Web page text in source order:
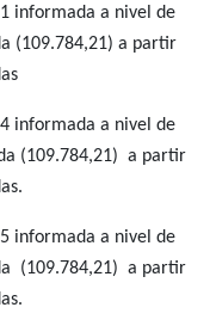
informada a nivel de
(109.784,21) a partir
informada a nivel de
(109.784,21) a partir
informada a nivel de
(109.784,21) a partir